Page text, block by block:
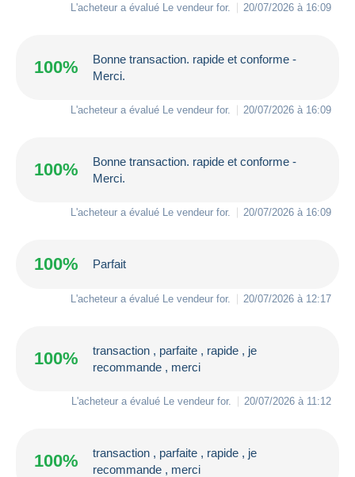
L'acheteur a évalué Le vendeur for. 20/07/2026 à 16:09
100%
Bonne transaction. rapide et conforme -
Merci.
L'acheteur a évalué Le vendeur for. 20/07/2026 à 16:09
100%
Bonne transaction. rapide et conforme -
Merci.
L'acheteur a évalué Le vendeur for. 20/07/2026 à 16:09
100% Parfait
L'acheteur a évalué Le vendeur for. 20/07/2026 à 12:17
100%
transaction , parfaite , rapide , je
recommande , merci
L'acheteur a évalué Le vendeur for. 20/07/2026 à 11:12
100%
transaction , parfaite , rapide , je
recommande , merci